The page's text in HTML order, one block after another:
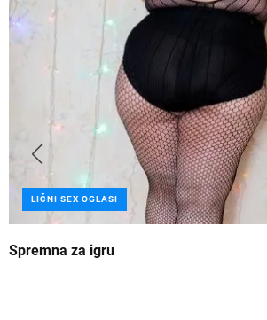
LIČNI SEX OGLASI
Spremna za igru